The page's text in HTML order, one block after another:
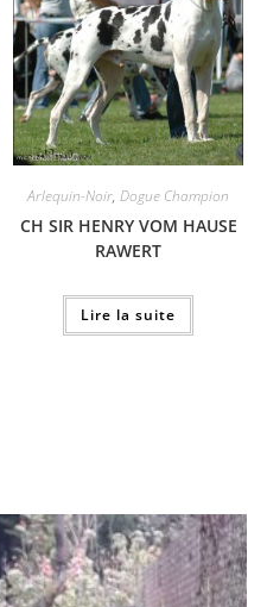
Arlequin-Noir, Dogue Champion
CH SIR HENRY VOM HAUSE
RAWERT
Lire la suite